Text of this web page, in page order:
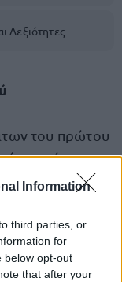
Information
third parties, or
for
below opt-out
that after your
Δεξιότητες
του πρώτου
, οι ώρες και
του δευτέρου